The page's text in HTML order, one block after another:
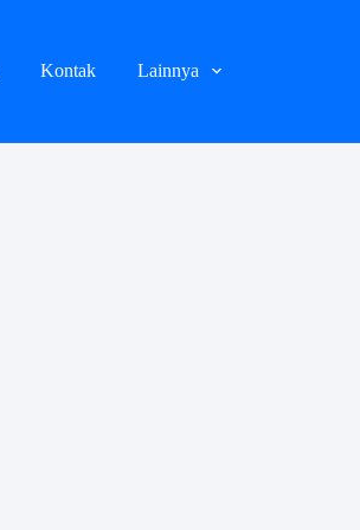
Kontak Lainnya